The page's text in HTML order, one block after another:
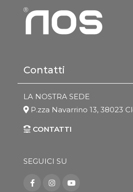
Contatti
LA NOSTRA SEDE
P.zza Navarrino 13, 38023
CONTATTI
SEGUICI SU